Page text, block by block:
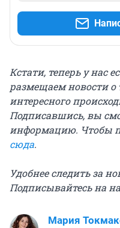
Кстати, теперь у нас
размещаем новости о
интересного
Подписавшись, вы
информацию. Чтобы
сюда.
Удобнее следить за
Подписывайтесь на
Мария